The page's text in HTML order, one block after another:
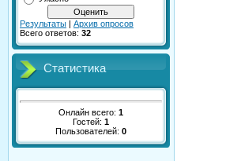
Результаты | Архив опросов
Всего ответов: 32
Статистика
Онлайн всего: 1
Гостей: 1
Пользователей: 0